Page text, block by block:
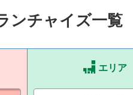
ンチャイズ一覧
エリア